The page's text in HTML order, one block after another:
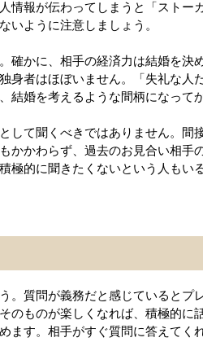
情報が伝わってしまうと「ストー
いように注意しましょう。
確かに、相手の経済力は結婚を決
身者はほぼいません。「失礼な人
結婚を考えるような間柄になって
して聞くべきではありません。間
かかわらず、過去のお見合い相手
極的に聞きたくないという人もい
。質問が義務だと感じているとプ
のものが楽しくなれば、積極的に
ます。相手がすぐ質問に答えてく